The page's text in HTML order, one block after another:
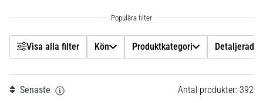
Victories
dig
för
EM
2025
Visa alla filter Kön Produktkategori Detaljerad
Pris
FärgSenaste Antal produkter: 392